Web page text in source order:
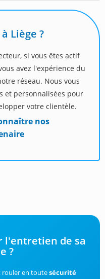
Liège ?
si vous êtes actif
avez l'expérience du
réseau. Nous vous
et personnalisées pour
votre clientèle.
nos
l'entretien de sa
?
rouler en toutesécurité